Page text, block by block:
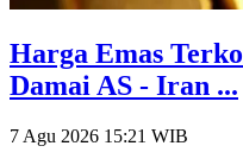
Harga Emas
Damai AS - Iran ...
7 Agu 2026 15:21 WIB